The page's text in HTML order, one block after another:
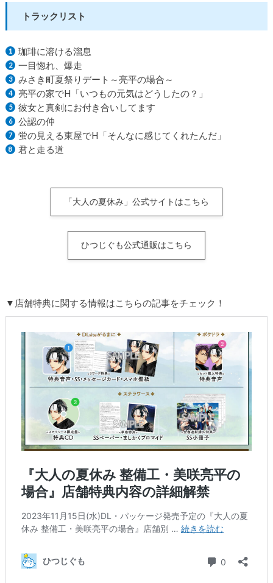
トラックリスト
珈琲に溶ける溜息
一目惚れ、爆走
みさき町夏祭りデート～亮平の場合～
亮平の家でH「いつもの元気はどうしたの？」
彼女と真剣にお付き合いしてます
公認の仲
蛍の見える東屋でH「そんなに感じてくれたんだ」
君と走る道
「大人の夏休み」公式サイトはこちら
ひつじぐも公式通販はこちら
▼店舗特典に関する情報はこちらの記事をチェック！